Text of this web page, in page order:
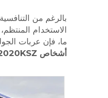
بالرغم من
الاستخدام
ما، فإن عربات
أشخاص 72V LS2020KSZ